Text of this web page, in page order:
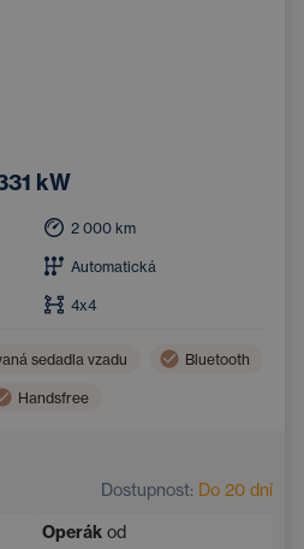
kW
2 000 km
Automatická
4x4
sedadla vzadu Bluetooth
Handsfree
Dostupnost: Do 20 dní
Operák od